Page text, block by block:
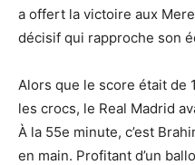
a offert la victoire aux
décisif qui rapproche son
Alors que le score était de
les crocs, le Real Madrid
À la 55e minute, c’est
en main. Profitant d’un